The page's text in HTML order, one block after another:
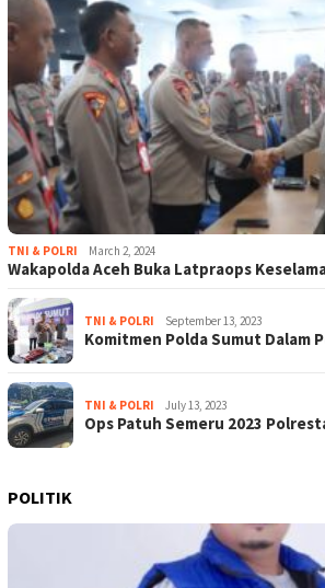
TNI & POLRI March 2, 2024
Wakapolda Aceh Buka Latpraops
TNI & POLRI September 13, 2023
Komitmen Polda Sumut Dalam
TNI & POLRI July 13, 2023
Ops Patuh Semeru 2023
POLITIK